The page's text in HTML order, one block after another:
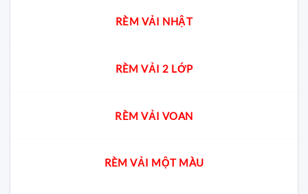
RÈM VẢI NHẬT
RÈM VẢI 2 LỚP
RÈM VẢI VOAN
RÈM VẢI MỘT MÀU